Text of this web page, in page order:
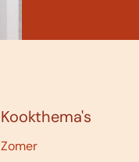
Kookthema's
Zomer